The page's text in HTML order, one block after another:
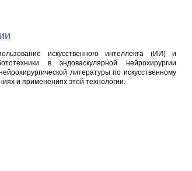
искусственного интеллекта (ИИ) и
в эндоваскулярной нейрохирургии
литературы по искусственному
и применениях этой технологии.